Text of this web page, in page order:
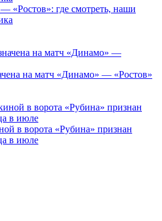
«Ростов»: где смотреть, наши
на матч «Динамо» — «Ростов»
в ворота «Рубина» признан
в июле